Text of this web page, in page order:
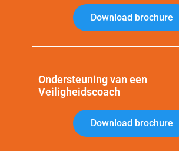
Download brochure
Ondersteuning van een
Veiligheidscoach
Download brochure